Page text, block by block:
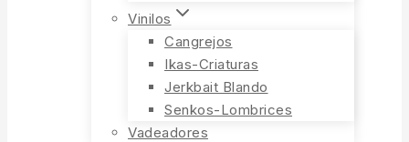
Vinilos
Cangrejos
Ikas-Criaturas
Jerkbait Blando
Senkos-Lombrices
Vadeadores